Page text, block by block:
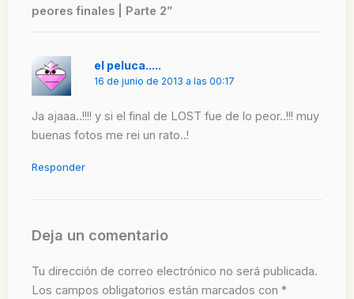
peores finales | Parte 2”
el peluca.....
16 de junio de 2013 a las 00:17
Ja ajaaa..!!!! y si el final de LOST fue de lo peor..!!! muy
buenas fotos me rei un rato..!
Responder
Deja un comentario
Tu dirección de correo electrónico no será publicada.
Los campos obligatorios están marcados con *